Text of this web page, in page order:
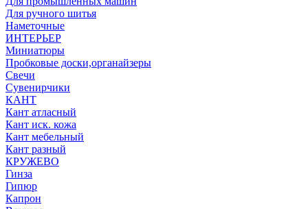
Для ручного шитья
Наметочные
ИНТЕРЬЕР
Миниатюры
Пробковые доски,органайзеры
Свечи
Сувенирчики
КАНТ
Кант атласный
Кант иск. кожа
Кант мебельный
Кант разный
КРУЖЕВО
Гинза
Гипюр
Капрон